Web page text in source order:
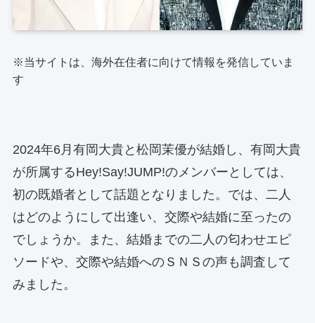
※当サイトは、海外在住者に向けて情報を発信していま
す
2024年6月有岡大貴と松岡茉優が結婚し、有岡大貴
が所属するHey!Say!JUMP!のメンバーとしては、
初の既婚者として話題となりました。では、二人
はどのようにして出逢い、交際や結婚に至ったの
でしょうか。また、結婚までの二人の匂わせエピ
ソードや、交際や結婚へのＳＮＳの声も調査して
みました。